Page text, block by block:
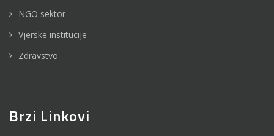
NGO sektor
Vjerske institucije
Zdravstvo
Brzi Linkovi